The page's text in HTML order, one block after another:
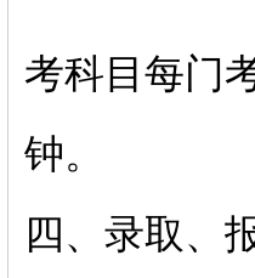
考科目每门
钟。
四、录取、